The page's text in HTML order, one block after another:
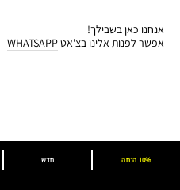
אנחנו כאן בשבילך!
אפשר לפנות אלינו בצ'אטWHATSAPP
חדש 10% הנחה